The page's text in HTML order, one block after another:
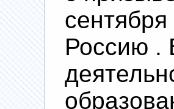
Россию .